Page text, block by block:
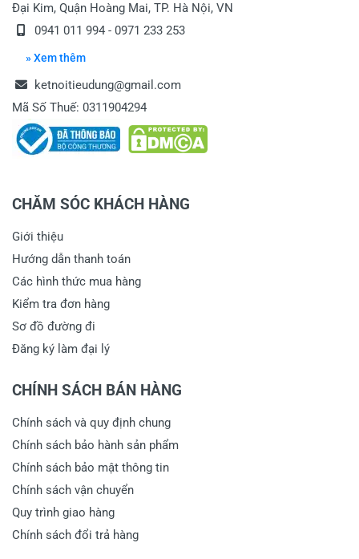
Đại Kim, Quận Hoàng Mai, TP. Hà Nội, VN
0941 011 994 - 0971 233 253
» Xem thêm
ketnoitieudung@gmail.com
Mã Số Thuế: 0311904294
CHĂM SÓC KHÁCH HÀNG
Giới thiệu
Hướng dẫn thanh toán
Các hình thức mua hàng
Kiểm tra đơn hàng
Sơ đồ đường đi
Đăng ký làm đại lý
CHÍNH SÁCH BÁN HÀNG
Chính sách và quy định chung
Chính sách bảo hành sản phẩm
Chính sách bảo mật thông tin
Chính sách vận chuyển
Quy trình giao hàng
Chính sách đổi trả hàng